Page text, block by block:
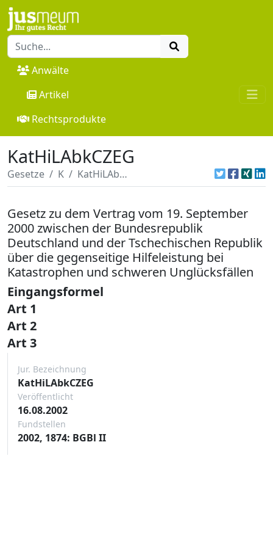
Anwälte
Artikel
Rechtsprodukte
KatHiLAbkCZEG
Gesetze K KatHiLAbkCZEG
Gesetz zu dem Vertrag vom 19. September
2000 zwischen der Bundesrepublik
Deutschland und der Tschechischen Republik
über die gegenseitige Hilfeleistung bei
Katastrophen und schweren Unglücksfällen
Eingangsformel
Art 1
Art 2
Art 3
Jur. Bezeichnung
KatHiLAbkCZEG
Veröffentlicht
16.08.2002
Fundstellen
2002, 1874: BGBl II